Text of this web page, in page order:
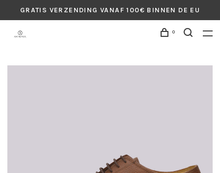
GRATIS VERZENDING VANAF 100€ BINNEN DE EU
0